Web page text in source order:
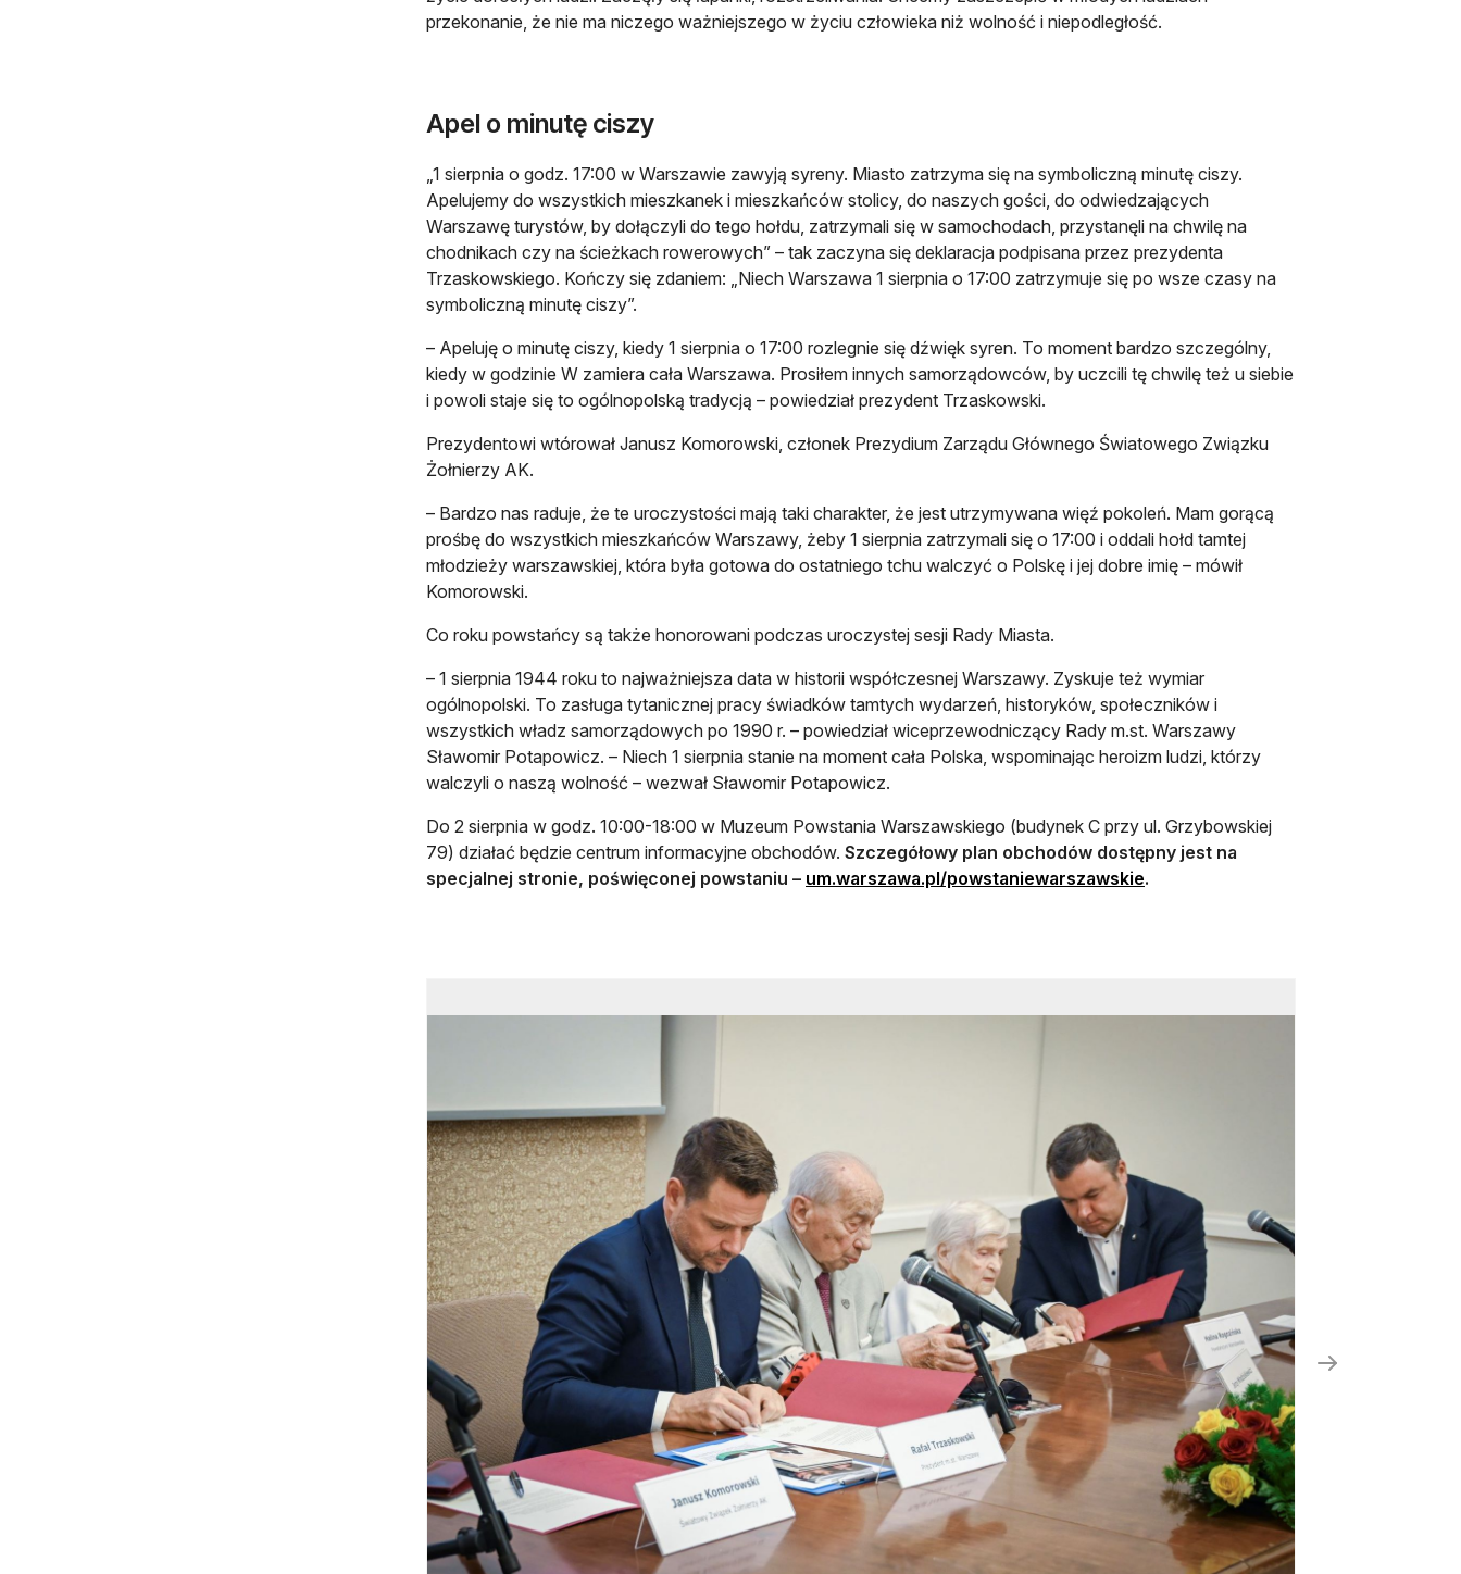
przekonanie, że nie ma niczego ważniejszego w życiu człowieka niż wolność i niepodległość.
Apel o minutę ciszy
„1 sierpnia o godz. 17:00 w Warszawie zawyją syreny. Miasto zatrzyma się na symboliczną minutę ciszy.
Apelujemy do wszystkich mieszkanek i mieszkańców stolicy, do naszych gości, do odwiedzających
Warszawę turystów, by dołączyli do tego hołdu, zatrzymali się w samochodach, przystanęli na chwilę na
chodnikach czy na ścieżkach rowerowych” – tak zaczyna się deklaracja podpisana przez prezydenta
Trzaskowskiego. Kończy się zdaniem: „Niech Warszawa 1 sierpnia o 17:00 zatrzymuje się po wsze czasy na
symboliczną minutę ciszy”.
– Apeluję o minutę ciszy, kiedy 1 sierpnia o 17:00 rozlegnie się dźwięk syren. To moment bardzo szczególny,
kiedy w godzinie W zamiera cała Warszawa. Prosiłem innych samorządowców, by uczcili tę chwilę też u siebie
i powoli staje się to ogólnopolską tradycją – powiedział prezydent Trzaskowski.
Prezydentowi wtórował Janusz Komorowski, członek Prezydium Zarządu Głównego Światowego Związku
Żołnierzy AK.
– Bardzo nas raduje, że te uroczystości mają taki charakter, że jest utrzymywana więź pokoleń. Mam gorącą
prośbę do wszystkich mieszkańców Warszawy, żeby 1 sierpnia zatrzymali się o 17:00 i oddali hołd tamtej
młodzieży warszawskiej, która była gotowa do ostatniego tchu walczyć o Polskę i jej dobre imię – mówił
Komorowski.
Co roku powstańcy są także honorowani podczas uroczystej sesji Rady Miasta.
– 1 sierpnia 1944 roku to najważniejsza data w historii współczesnej Warszawy. Zyskuje też wymiar
ogólnopolski. To zasługa tytanicznej pracy świadków tamtych wydarzeń, historyków, społeczników i
wszystkich władz samorządowych po 1990 r. – powiedział wiceprzewodniczący Rady m.st. Warszawy
Sławomir Potapowicz. – Niech 1 sierpnia stanie na moment cała Polska, wspominając heroizm ludzi, którzy
walczyli o naszą wolność – wezwał Sławomir Potapowicz.
Do 2 sierpnia w godz. 10:00-18:00 w Muzeum Powstania Warszawskiego (budynek C przy ul. Grzybowskiej
79) działać będzie centrum informacyjne obchodów. Szczegółowy plan obchodów dostępny jest na
specjalnej stronie, poświęconej powstaniu – um.warszawa.pl/powstaniewarszawskieotwiera się w nowej karcie
.